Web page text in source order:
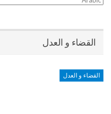
القضاء و العدل
القضاء و العدل